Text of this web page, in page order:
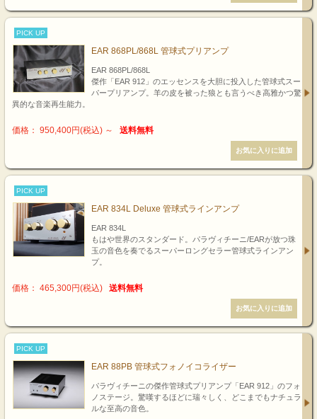
PICK UP
EAR 868PL/868L 管球式プリアンプ
EAR 868PL/868L
傑作「EAR 912」のエッセンスを大胆に投入した管球式スー
パープリアンプ。羊の皮を被った狼とも言うべき高雅かつ驚
異的な音楽再生能力。
価格： 950,400円(税込) ～ 送料無料
PICK UP
EAR 834L Deluxe 管球式ラインアンプ
EAR 834L
もはや世界のスタンダード。パラヴィチーニ/EARが放つ珠
玉の音色を奏でるスーパーロングセラー管球式ラインアン
プ。
価格： 465,300円(税込) 送料無料
PICK UP
EAR 88PB 管球式フォノイコライザー
パラヴィチーニの傑作管球式プリアンプ「EAR 912」のフォ
ノステージ。驚嘆するほどに瑞々しく、どこまでもナチュラ
ルな至高の音色。